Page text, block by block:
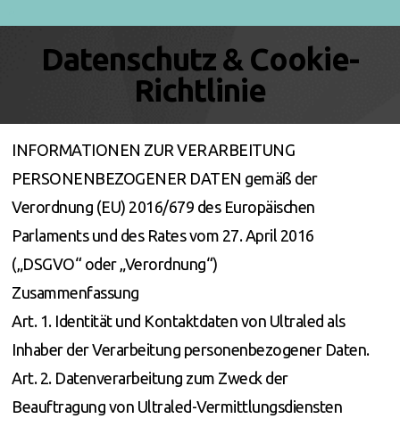
Datenschutz & Cookie-
Richtlinie
INFORMATIONEN ZUR VERARBEITUNG
PERSONENBEZOGENER DATEN gemäß der
Verordnung (EU) 2016/679 des Europäischen
Parlaments und des Rates vom 27. April 2016
(„DSGVO“ oder „Verordnung“)
Zusammenfassung
Art. 1. Identität und Kontaktdaten von Ultraled als
Inhaber der Verarbeitung personenbezogener Daten.
Art. 2. Datenverarbeitung zum Zweck der
Beauftragung von Ultraled-Vermittlungsdiensten